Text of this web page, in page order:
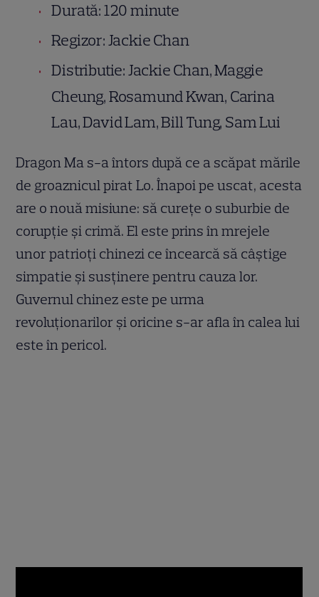
Durată: 120 minute
Regizor: Jackie Chan
Distributie: Jackie Chan, Maggie
Cheung, Rosamund Kwan, Carina
Lau, David Lam, Bill Tung, Sam Lui
Dragon Ma s-a întors după ce a scăpat mările
de groaznicul pirat Lo. Înapoi pe uscat, acesta
are o nouă misiune: să cureţe o suburbie de
corupţie şi crimă. El este prins în mrejele
unor patrioţi chinezi ce încearcă să câştige
simpatie şi susţinere pentru cauza lor.
Guvernul chinez este pe urma
revoluţionarilor şi oricine s-ar afla în calea lui
este în pericol.